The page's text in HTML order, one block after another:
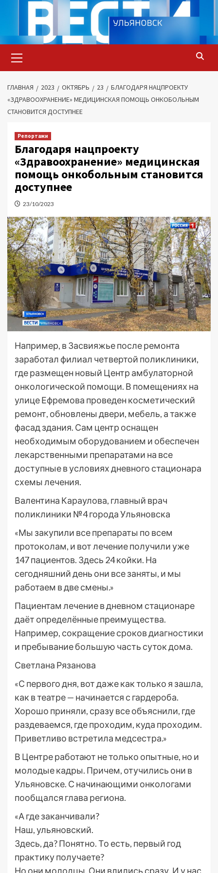
содержимому
меню
ГЛАВНАЯ 2023 ОКТЯБРЬ 23
БЛАГОДАРЯ НАЦПРОЕКТУ
«ЗДРАВООХРАНЕНИЕ» МЕДИЦИНСКАЯ ПОМОЩЬ ОНКОБОЛЬНЫМ
СТАНОВИТСЯ ДОСТУПНЕЕ
Репортажи
Благодаря нацпроекту
«Здравоохранение» медицинская
помощь онкобольным становится
доступнее
23/10/2023
Например, в Засвияжье после ремонта
заработал филиал четвертой поликлиники,
где размещен новый Центр амбулаторной
онкологической помощи. В помещениях на
улице Ефремова проведен косметический
ремонт, обновлены двери, мебель, а также
фасад здания. Сам центр оснащен
необходимым оборудованием и обеспечен
лекарственными препаратами на все
доступные в условиях дневного стационара
схемы лечения.
Валентина Караулова, главный врач
поликлиники №4 города Ульяновска
«Мы закупили все препараты по всем
протоколам, и вот лечение получили уже
147 пациентов. Здесь 24 койки. На
сегодняшний день они все заняты, и мы
работаем в две смены.»
Пациентам лечение в дневном стационаре
даёт определённые преимущества.
Например, сокращение сроков диагностики
и пребывание большую часть суток дома.
Светлана Рязанова
«С первого дня, вот даже как только я зашла,
как в театре — начинается с гардероба.
Хорошо приняли, сразу все объяснили, где
раздеваемся, где проходим, куда проходим.
Приветливо встретила медсестра.»
В Центре работают не только опытные, но и
молодые кадры. Причем, отучились они в
Ульяновске. С начинающими онкологами
пообщался глава региона.
«А где заканчивали?
Наш, ульяновский.
Здесь, да? Понятно. То есть, первый год
практику получаете?
Но они молодцы. Они влились сразу. И у нас